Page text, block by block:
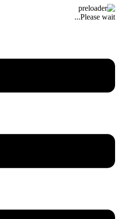
Please wait...